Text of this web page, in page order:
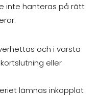
inte hanteras på rätt
och i värsta
eller
lämnas inkopplat